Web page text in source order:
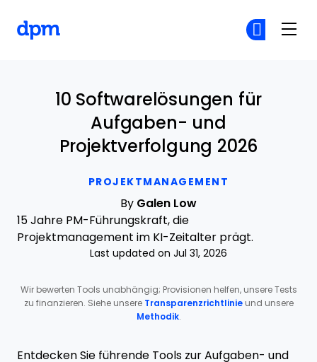
PROJEKTMANAGEMENT
10 Softwarelösungen für
Aufgaben- und
Projektverfolgung 2026
By Galen Low
15 Jahre PM-Führungskraft, die
Projektmanagement im KI-Zeitalter prägt.
Last updated on Jul 31, 2026
Wir bewerten Tools unabhängig; Provisionen helfen, unsere Tests
zu finanzieren. Siehe unsere Transparenzrichtlinieund unsere
Methodik.
Entdecken Sie führende Tools zur Aufgaben- und